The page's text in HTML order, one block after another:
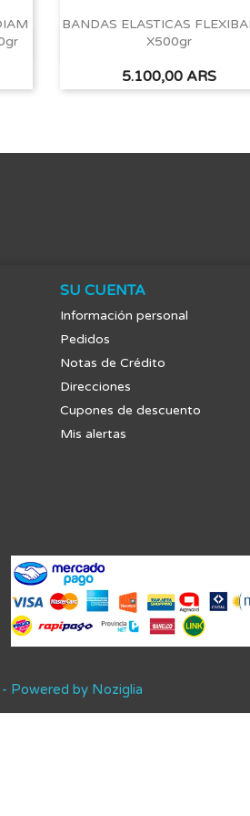
BANDAS ELASTICAS
X500gr
Precio
5.100,00 ARS
Vista rápida
SU CUENTA
Información personal
Pedidos
Notas de Crédito
Direcciones
Cupones de descuento
Mis alertas
Powered by Noziglia